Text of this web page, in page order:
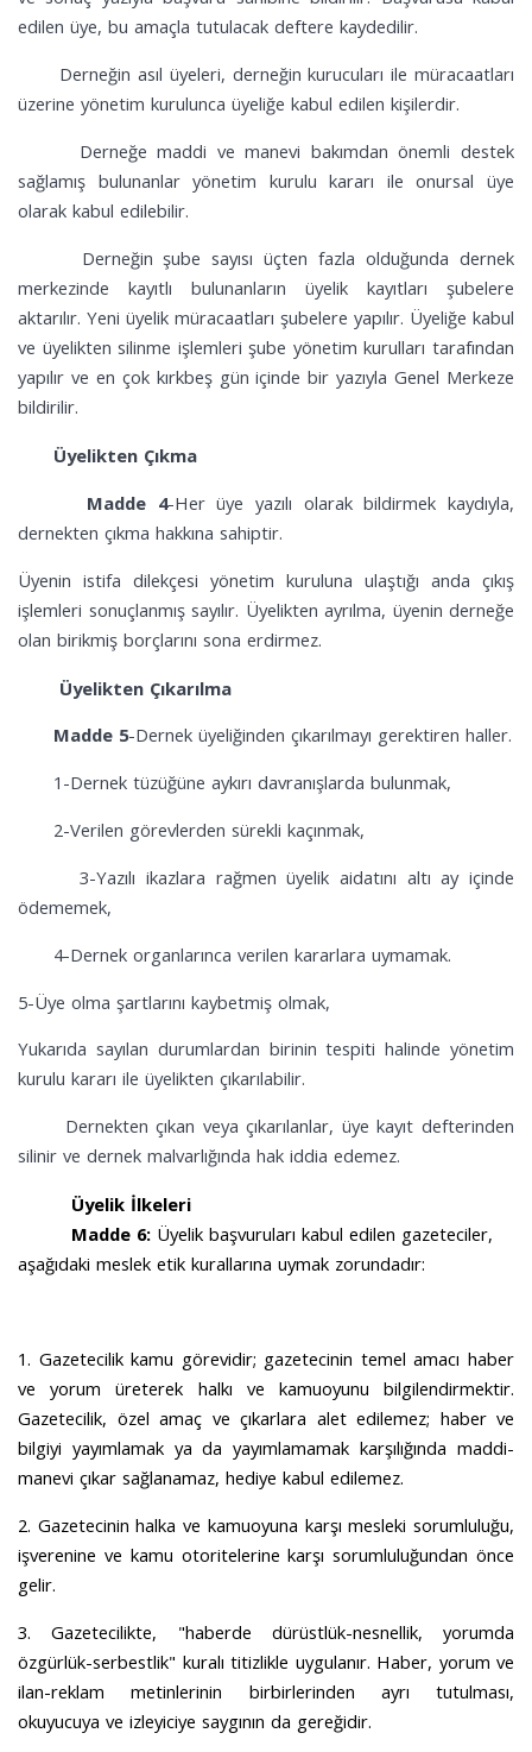
edilen üye, bu amaçla tutulacak deftere kaydedilir.
Derneğin asıl üyeleri, derneğin kurucuları ile müracaatları
üzerine yönetim kurulunca üyeliğe kabul edilen kişilerdir.
Derneğe maddi ve manevi bakımdan önemli destek
sağlamış bulunanlar yönetim kurulu kararı ile onursal üye
olarak kabul edilebilir.
Derneğin şube sayısı üçten fazla olduğunda dernek
merkezinde kayıtlı bulunanların üyelik kayıtları şubelere
aktarılır. Yeni üyelik müracaatları şubelere yapılır. Üyeliğe kabul
ve üyelikten silinme işlemleri şube yönetim kurulları tarafından
yapılır ve en çok kırkbeş gün içinde bir yazıyla Genel Merkeze
bildirilir.
Üyelikten Çıkma
Madde 4-Her üye yazılı olarak bildirmek kaydıyla,
dernekten çıkma hakkına sahiptir.
Üyenin istifa dilekçesi yönetim kuruluna ulaştığı anda çıkış
işlemleri sonuçlanmış sayılır. Üyelikten ayrılma, üyenin derneğe
olan birikmiş borçlarını sona erdirmez.
Üyelikten Çıkarılma
Madde 5-Dernek üyeliğinden çıkarılmayı gerektiren haller.
1-Dernek tüzüğüne aykırı davranışlarda bulunmak,
2-Verilen görevlerden sürekli kaçınmak,
3-Yazılı ikazlara rağmen üyelik aidatını altı ay içinde
ödememek,
4-Dernek organlarınca verilen kararlara uymamak.
5-Üye olma şartlarını kaybetmiş olmak,
Yukarıda sayılan durumlardan birinin tespiti halinde yönetim
kurulu kararı ile üyelikten çıkarılabilir.
Dernekten çıkan veya çıkarılanlar, üye kayıt defterinden
silinir ve dernek malvarlığında hak iddia edemez.
Üyelik İlkeleri
Madde 6: Üyelik başvuruları kabul edilen gazeteciler,
aşağıdaki meslek etik kurallarına uymak zorundadır:
1. Gazetecilik kamu görevidir; gazetecinin temel amacı haber
ve yorum üreterek halkı ve kamuoyunu bilgilendirmektir.
Gazetecilik, özel amaç ve çıkarlara alet edilemez; haber ve
bilgiyi yayımlamak ya da yayımlamamak karşılığında maddi-
manevi çıkar sağlanamaz, hediye kabul edilemez.
2. Gazetecinin halka ve kamuoyuna karşı mesleki sorumluluğu,
işverenine ve kamu otoritelerine karşı sorumluluğundan önce
gelir.
3. Gazetecilikte, "haberde dürüstlük-nesnellik, yorumda
özgürlük-serbestlik" kuralı titizlikle uygulanır. Haber, yorum ve
ilan-reklam metinlerinin birbirlerinden ayrı tutulması,
okuyucuya ve izleyiciye saygının da gereğidir.